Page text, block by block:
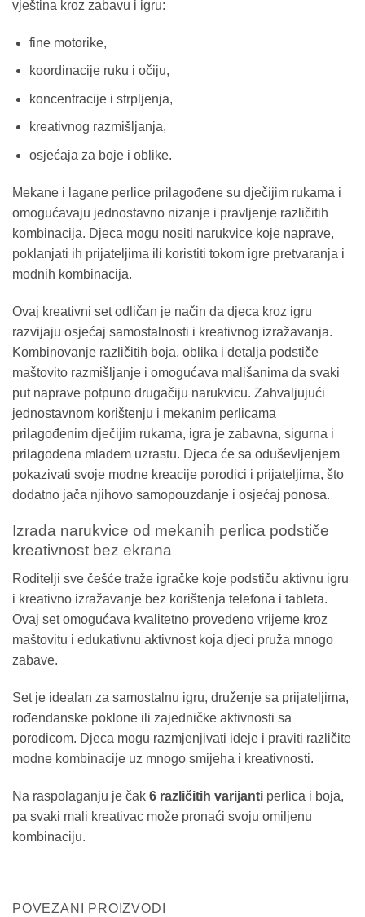
vještina kroz zabavu i igru:
fine motorike,
koordinacije ruku i očiju,
koncentracije i strpljenja,
kreativnog razmišljanja,
osjećaja za boje i oblike.
Mekane i lagane perlice prilagođene su dječijim rukama i
omogućavaju jednostavno nizanje i pravljenje različitih
kombinacija. Djeca mogu nositi narukvice koje naprave,
poklanjati ih prijateljima ili koristiti tokom igre pretvaranja i
modnih kombinacija.
Ovaj kreativni set odličan je način da djeca kroz igru
razvijaju osjećaj samostalnosti i kreativnog izražavanja.
Kombinovanje različitih boja, oblika i detalja podstiče
maštovito razmišljanje i omogućava mališanima da svaki
put naprave potpuno drugačiju narukvicu. Zahvaljujući
jednostavnom korištenju i mekanim perlicama
prilagođenim dječijim rukama, igra je zabavna, sigurna i
prilagođena mlađem uzrastu. Djeca će sa oduševljenjem
pokazivati svoje modne kreacije porodici i prijateljima, što
dodatno jača njihovo samopouzdanje i osjećaj ponosa.
Izrada narukvice od mekanih perlica podstiče
kreativnost bez ekrana
Roditelji sve češće traže igračke koje podstiču aktivnu igru
i kreativno izražavanje bez korištenja telefona i tableta.
Ovaj set omogućava kvalitetno provedeno vrijeme kroz
maštovitu i edukativnu aktivnost koja djeci pruža mnogo
zabave.
Set je idealan za samostalnu igru, druženje sa prijateljima,
rođendanske poklone ili zajedničke aktivnosti sa
porodicom. Djeca mogu razmjenjivati ideje i praviti različite
modne kombinacije uz mnogo smijeha i kreativnosti.
Na raspolaganju je čak 6 različitih varijanti perlica i boja,
pa svaki mali kreativac može pronaći svoju omiljenu
kombinaciju.
POVEZANI PROIZVODI